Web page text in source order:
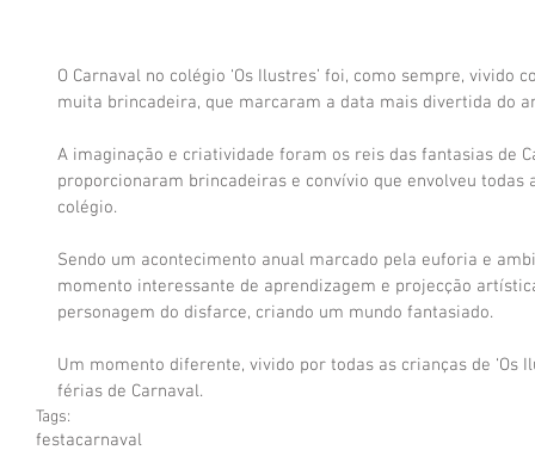
O Carnaval no colégio ‘Os Ilustres’ foi, como sempre,
muita brincadeira, que marcaram a data mais divertida do
A imaginação e criatividade foram os reis das fantasias de
proporcionaram brincadeiras e convívio que envolveu todas
colégio.
Sendo um acontecimento anual marcado pela euforia e
momento interessante de aprendizagem e projecção
personagem do disfarce, criando um mundo fantasiado.
Um momento diferente, vivido por todas as crianças de ‘Os
férias de Carnaval.
Tags:
festacarnaval